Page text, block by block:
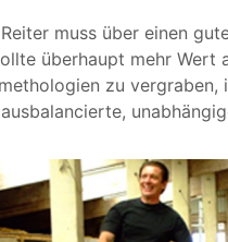
muss über einen
überhaupt mehr Wert
zu